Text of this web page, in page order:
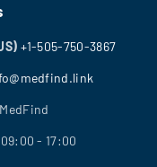
+1-505-750-3867
MedFind
09:00 - 17:00